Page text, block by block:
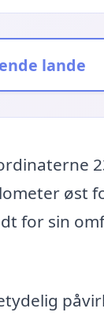
lande
øst
for sin